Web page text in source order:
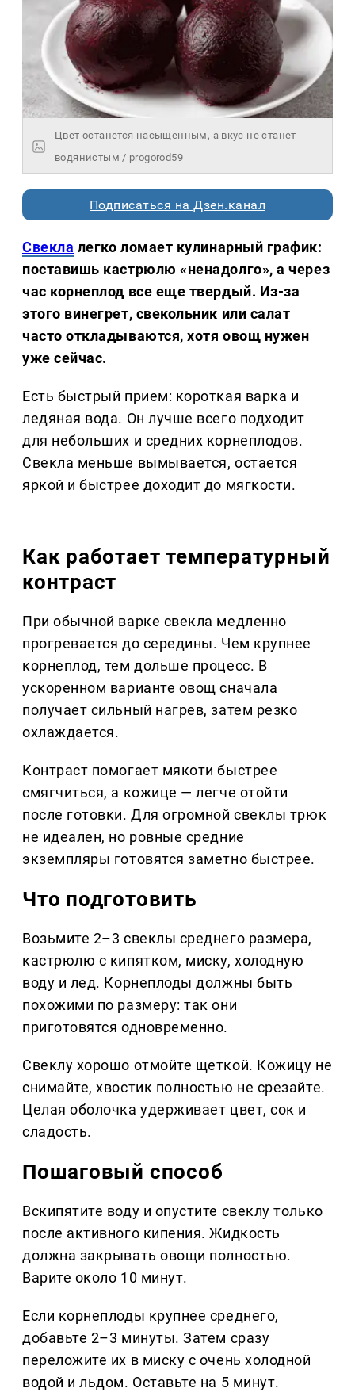
Цвет останется насыщенным, а вкус не станет
водянистым / progorod59
Подписаться на Дзен.канал
Свекла легко ломает кулинарный график:
поставишь кастрюлю «ненадолго», а через
час корнеплод все еще твердый. Из-за
этого винегрет, свекольник или салат
часто откладываются, хотя овощ нужен
уже сейчас.
Есть быстрый прием: короткая варка и
ледяная вода. Он лучше всего подходит
для небольших и средних корнеплодов.
Свекла меньше вымывается, остается
яркой и быстрее доходит до мягкости.
Как работает температурный
контраст
При обычной варке свекла медленно
прогревается до середины. Чем крупнее
корнеплод, тем дольше процесс. В
ускоренном варианте овощ сначала
получает сильный нагрев, затем резко
охлаждается.
Контраст помогает мякоти быстрее
смягчиться, а кожице — легче отойти
после готовки. Для огромной свеклы трюк
не идеален, но ровные средние
экземпляры готовятся заметно быстрее.
Что подготовить
Возьмите 2–3 свеклы среднего размера,
кастрюлю с кипятком, миску, холодную
воду и лед. Корнеплоды должны быть
похожими по размеру: так они
приготовятся одновременно.
Свеклу хорошо отмойте щеткой. Кожицу не
снимайте, хвостик полностью не срезайте.
Целая оболочка удерживает цвет, сок и
сладость.
Пошаговый способ
Вскипятите воду и опустите свеклу только
после активного кипения. Жидкость
должна закрывать овощи полностью.
Варите около 10 минут.
Если корнеплоды крупнее среднего,
добавьте 2–3 минуты. Затем сразу
переложите их в миску с очень холодной
водой и льдом. Оставьте на 5 минут.